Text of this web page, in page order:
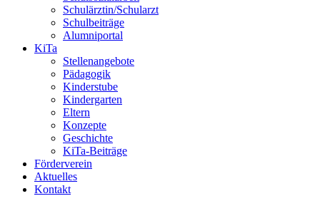
Schulärztin/Schularzt
Schulbeiträge
Alumniportal
KiTa
Stellenangebote
Pädagogik
Kinderstube
Kindergarten
Eltern
Konzepte
Geschichte
KiTa-Beiträge
Förderverein
Aktuelles
Kontakt